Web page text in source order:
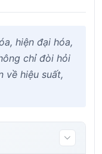
hiện đại hóa,
chỉ đòi hỏi
về hiệu suất,